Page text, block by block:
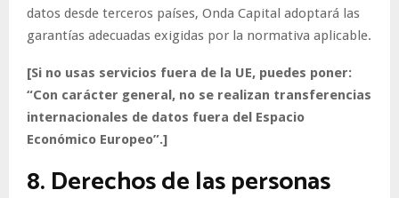
datos desde terceros países, Onda Capital adoptará las
garantías adecuadas exigidas por la normativa aplicable.
[Si no usas servicios fuera de la UE, puedes poner:
“Con carácter general, no se realizan transferencias
internacionales de datos fuera del Espacio
Económico Europeo”.]
8. Derechos de las personas